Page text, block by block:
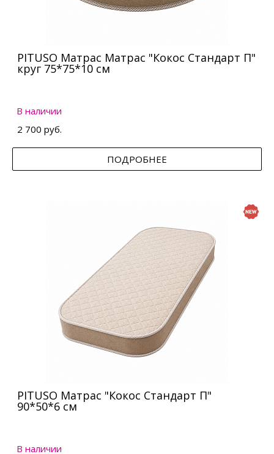
PITUSO Матрас Матрас "Кокос Стандарт П"
круг 75*75*10 см
В наличии
2 700 руб.
ПОДРОБНЕЕ
PITUSO Матрас "Кокос Стандарт П"
90*50*6 см
В наличии